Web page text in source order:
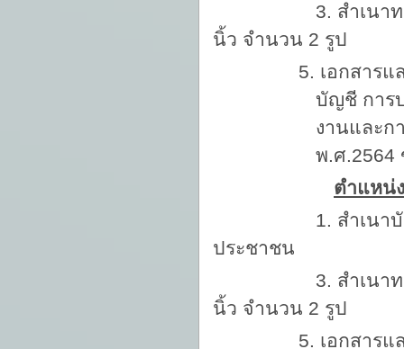
3. สำเนาทะ
นิ้ว จำนวน 2 รูป
5. เอกสาร
บัญชี การ
งานและ
พ.ศ.2564
ตำแหน่
1. สำเนาบัตรป
ประชาชน
3. สำเนาทะ
นิ้ว จำนวน 2 รูป
5. เอกสาร